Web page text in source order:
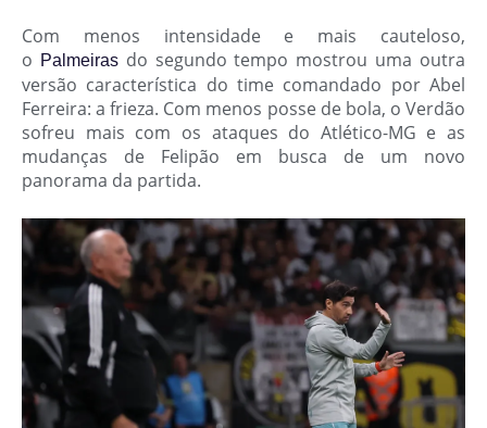
Com menos intensidade e mais cauteloso,
o Palmeirasdo segundo tempo mostrou uma outra
versão característica do time comandado por Abel
Ferreira: a frieza. Com menos posse de bola, o Verdão
sofreu mais com os ataques do Atlético-MG e as
mudanças de Felipão em busca de um novo
panorama da partida.